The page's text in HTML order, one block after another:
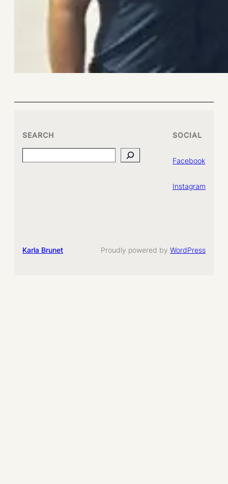
SEARCH
Search
SOCIAL
Facebook
Instagram
Karla Brunet Proudly powered by WordPress